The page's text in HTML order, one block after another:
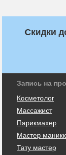
Скидки
Запись на
Косметолог
Массажист
Парикмахер
Мастер
Тату мастер